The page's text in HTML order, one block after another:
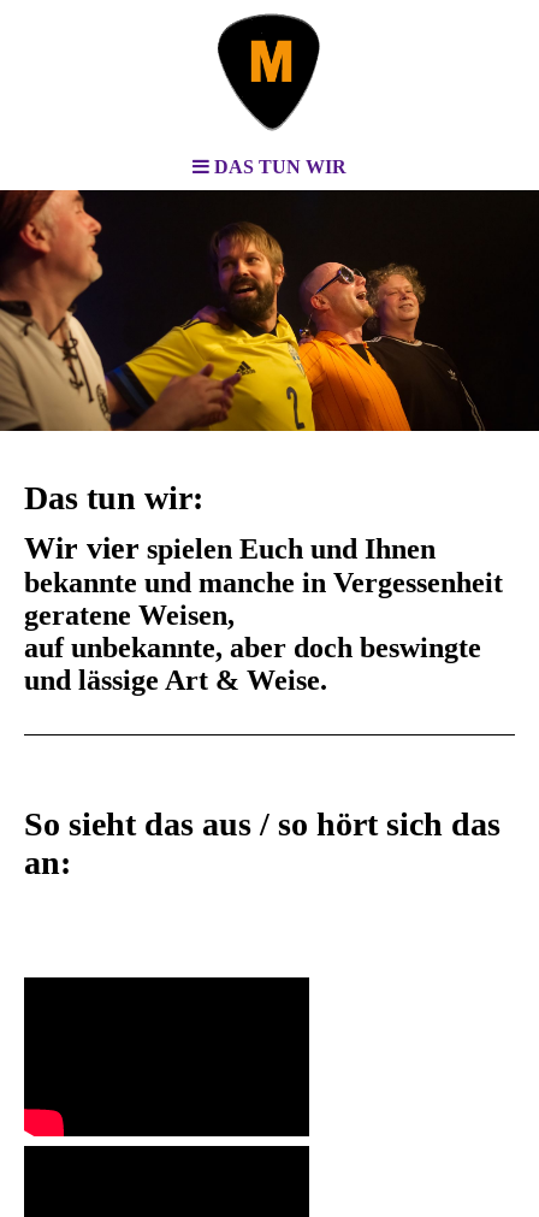
DAS TUN WIR
Das tun wir:
Wir vier spielen Euch und Ihnen
bekannte und manche in Vergessenheit
geratene Weisen,
auf unbekannte, aber doch beswingte
und lässige Art & Weise.
So sieht das aus / so hört sich das
an: